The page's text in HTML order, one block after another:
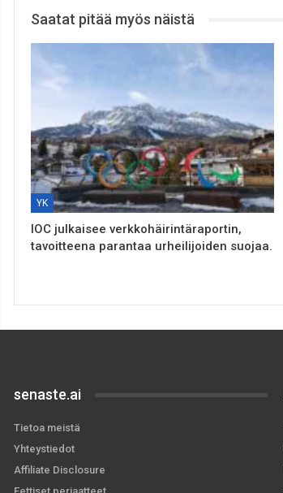
Saatat pitää myös näistä
YK
IOC julkaisee verkkohäirintäraportin,
tavoitteena parantaa urheilijoiden suojaa.
senaste.ai
Tietoa meistä
Yhteystiedot
Affiliate Disclosure